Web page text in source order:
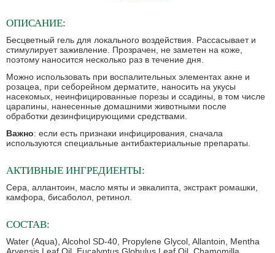
ОПИСАНИЕ:
Бесцветный гель для локального воздействия. Рассасывает и
стимулирует заживление. Прозрачен, не заметен на коже,
поэтому наносится несколько раз в течение дня.
Можно использовать при воспалительных элементах акне и
розацеа, при себорейном дерматите, наносить на укусы
насекомых, неинфицированные порезы и ссадины, в том числе
царапины, нанесенные домашними животными после
обработки дезинфицирующими средствами.
Важно: если есть признаки инфицирования, сначала
используются специальные антибактериальные препараты.
АКТИВНЫЕ ИНГРЕДИЕНТЫ:
Сера, аллантоин, масло мяты и эвкалипта, экстракт ромашки,
камфора, бисаболол, ретинол.
СОСТАВ:
Water (Aqua), Alcohol SD-40, Propylene Glycol, Allantoin, Mentha